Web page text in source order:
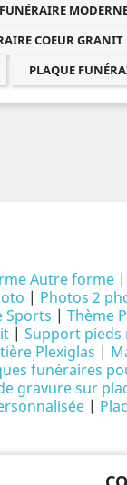
COEUR GRANIT
PLAQUE
Autre forme |
| Photos 2
Sports | Thème
| Support pieds
Plexiglas |
funéraires
gravure sur
|